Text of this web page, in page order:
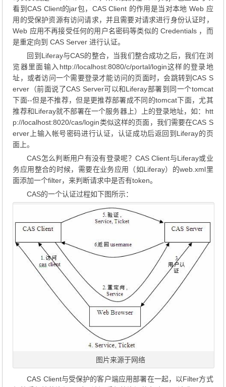
看到CAS Client的jar包，CAS Client 的作用是当对本地 Web 应
用的受保护资源有访问请求，并且需要对请求进行身份认证时，
Web 应用不再接受任何的用户名密码等类似的 Credentials ，而
是重定向到 CAS Server 进行认证。
回到Liferay与CAS的整合，当我们整合成功之后，我们在浏
览器里面输入http://localhost:8080/c/portal/login这样的登录地
址，或者访问一个需要登录才能访问的页面时，会跳转到CAS S
erver（前面说了CAS Server可以和Liferay部署到同一个tomcat
下面--但是不推荐，但是更推荐部署成不同的tomcat下面，尤其
推荐和Liferay就不部署在一个服务器上）上的登录地址，如：htt
p://localhost:8020/cas/login类似这样的页面，我们需要在CAS S
erver上输入帐号密码进行认证，认证成功后返回到Liferay的页
面上。
CAS怎么判断用户有没有登录呢？CAS Client与Liferay或业
务应用整合的时候，需要在业务应用（如Liferay）的web.xml里
面添加一个filter，来判断请求中是否有token。
CAS的一个认证过程如下图所示：
图片来源于网络
CAS Client与受保护的客户端应用部署在一起，以Filter方式